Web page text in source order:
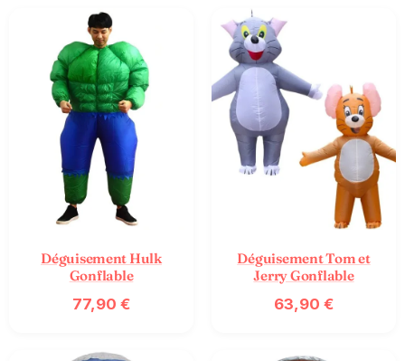
Déguisement Hulk
Gonflable
77,90 €
Déguisement Tom et
Jerry Gonflable
63,90 €